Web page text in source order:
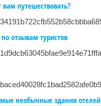
путешествовать?
отзывам туристов
необычные здания отелей